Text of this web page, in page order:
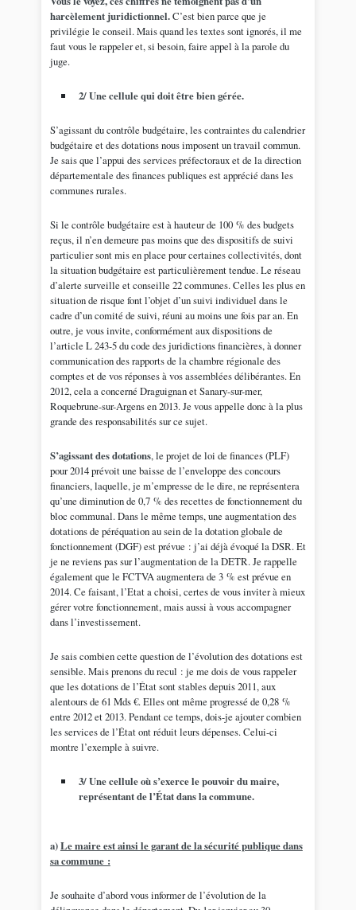
harcèlement juridictionnel.C’est bien parce que je
privilégie le conseil. Mais quand les textes sont ignorés, il me
faut vous le rappeler et, si besoin, faire appel à la parole du
juge.
2/ Une cellule qui doit être bien gérée.
S’agissant du contrôle budgétaire, les contraintes du calendrier
budgétaire et des dotations nous imposent un travail commun.
Je sais que l’appui des services préfectoraux et de la direction
départementale des finances publiques est apprécié dans les
communes rurales.
Si le contrôle budgétaire est à hauteur de 100 % des budgets
reçus, il n’en demeure pas moins que des dispositifs de suivi
particulier sont mis en place pour certaines collectivités, dont
la situation budgétaire est particulièrement tendue. Le réseau
d’alerte surveille et conseille 22 communes. Celles les plus en
situation de risque font l’objet d’un suivi individuel dans le
cadre d’un comité de suivi, réuni au moins une fois par an. En
outre, je vous invite, conformément aux dispositions de
l’article L 243-5 du code des juridictions financières, à donner
communication des rapports de la chambre régionale des
comptes et de vos réponses à vos assemblées délibérantes. En
2012, cela a concerné Draguignan et Sanary-sur-mer,
Roquebrune-sur-Argens en 2013. Je vous appelle donc à la plus
grande des responsabilités sur ce sujet.
S’agissant des dotations, le projet de loi de finances (PLF)
pour 2014 prévoit une baisse de l’enveloppe des concours
financiers, laquelle, je m’empresse de le dire, ne représentera
qu’une diminution de 0,7 % des recettes de fonctionnement du
bloc communal. Dans le même temps, une augmentation des
dotations de péréquation au sein de la dotation globale de
fonctionnement (DGF) est prévue : j’ai déjà évoqué la DSR. Et
je ne reviens pas sur l’augmentation de la DETR. Je rappelle
également que le FCTVA augmentera de 3 % est prévue en
2014. Ce faisant, l’Etat a choisi, certes de vous inviter à mieux
gérer votre fonctionnement, mais aussi à vous accompagner
dans l’investissement.
Je sais combien cette question de l’évolution des dotations est
sensible. Mais prenons du recul : je me dois de vous rappeler
que les dotations de l’État sont stables depuis 2011, aux
alentours de 61 Mds €. Elles ont même progressé de 0,28 %
entre 2012 et 2013. Pendant ce temps, dois-je ajouter combien
les services de l’État ont réduit leurs dépenses. Celui-ci
montre l’exemple à suivre.
3/ Une cellule où s’exerce le pouvoir du maire,
représentant de l’État dans la commune.
a)Le maire est ainsi le garant de la sécurité publique dans
sa commune :
Je souhaite d’abord vous informer de l’évolution de la